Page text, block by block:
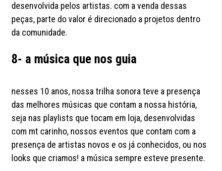
desenvolvida pelos artistas. com a venda dessas
peças, parte do valor é direcionado a projetos dentro
da comunidade.
8- a música que nos guia
nesses 10 anos, nossa trilha sonora teve a presença
das melhores músicas que contam a nossa história,
seja nas playlists que tocam em loja, desenvolvidas
com mt carinho, nossos eventos que contam com a
presença de artistas novos e os já conhecidos, ou nos
looks que criamos! a música sempre esteve presente.